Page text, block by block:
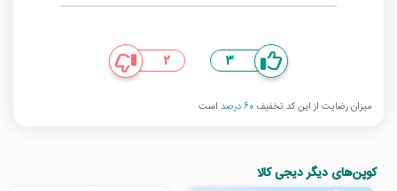
3
2
میزان رضایت از این کد تخفیف 60 درصد است
کوپن‌های دیگر دیجی کالا